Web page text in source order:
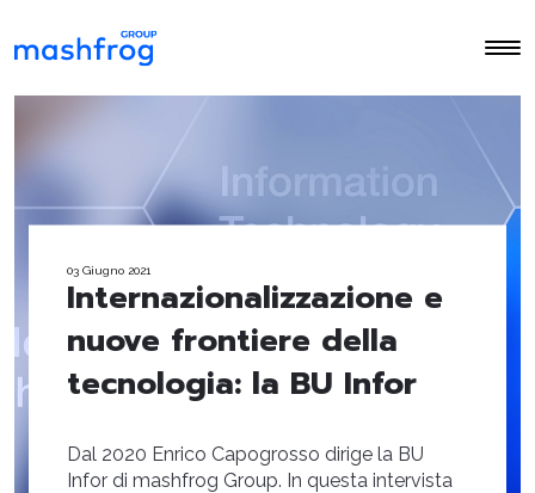
03 Giugno 2021
Internazionalizzazione e
nuove frontiere della
tecnologia: la BU Infor
Dal 2020 Enrico Capogrosso dirige la BU
Infor di mashfrog Group. In questa intervista